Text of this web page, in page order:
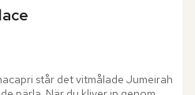
står det vitmålade Jumeirah